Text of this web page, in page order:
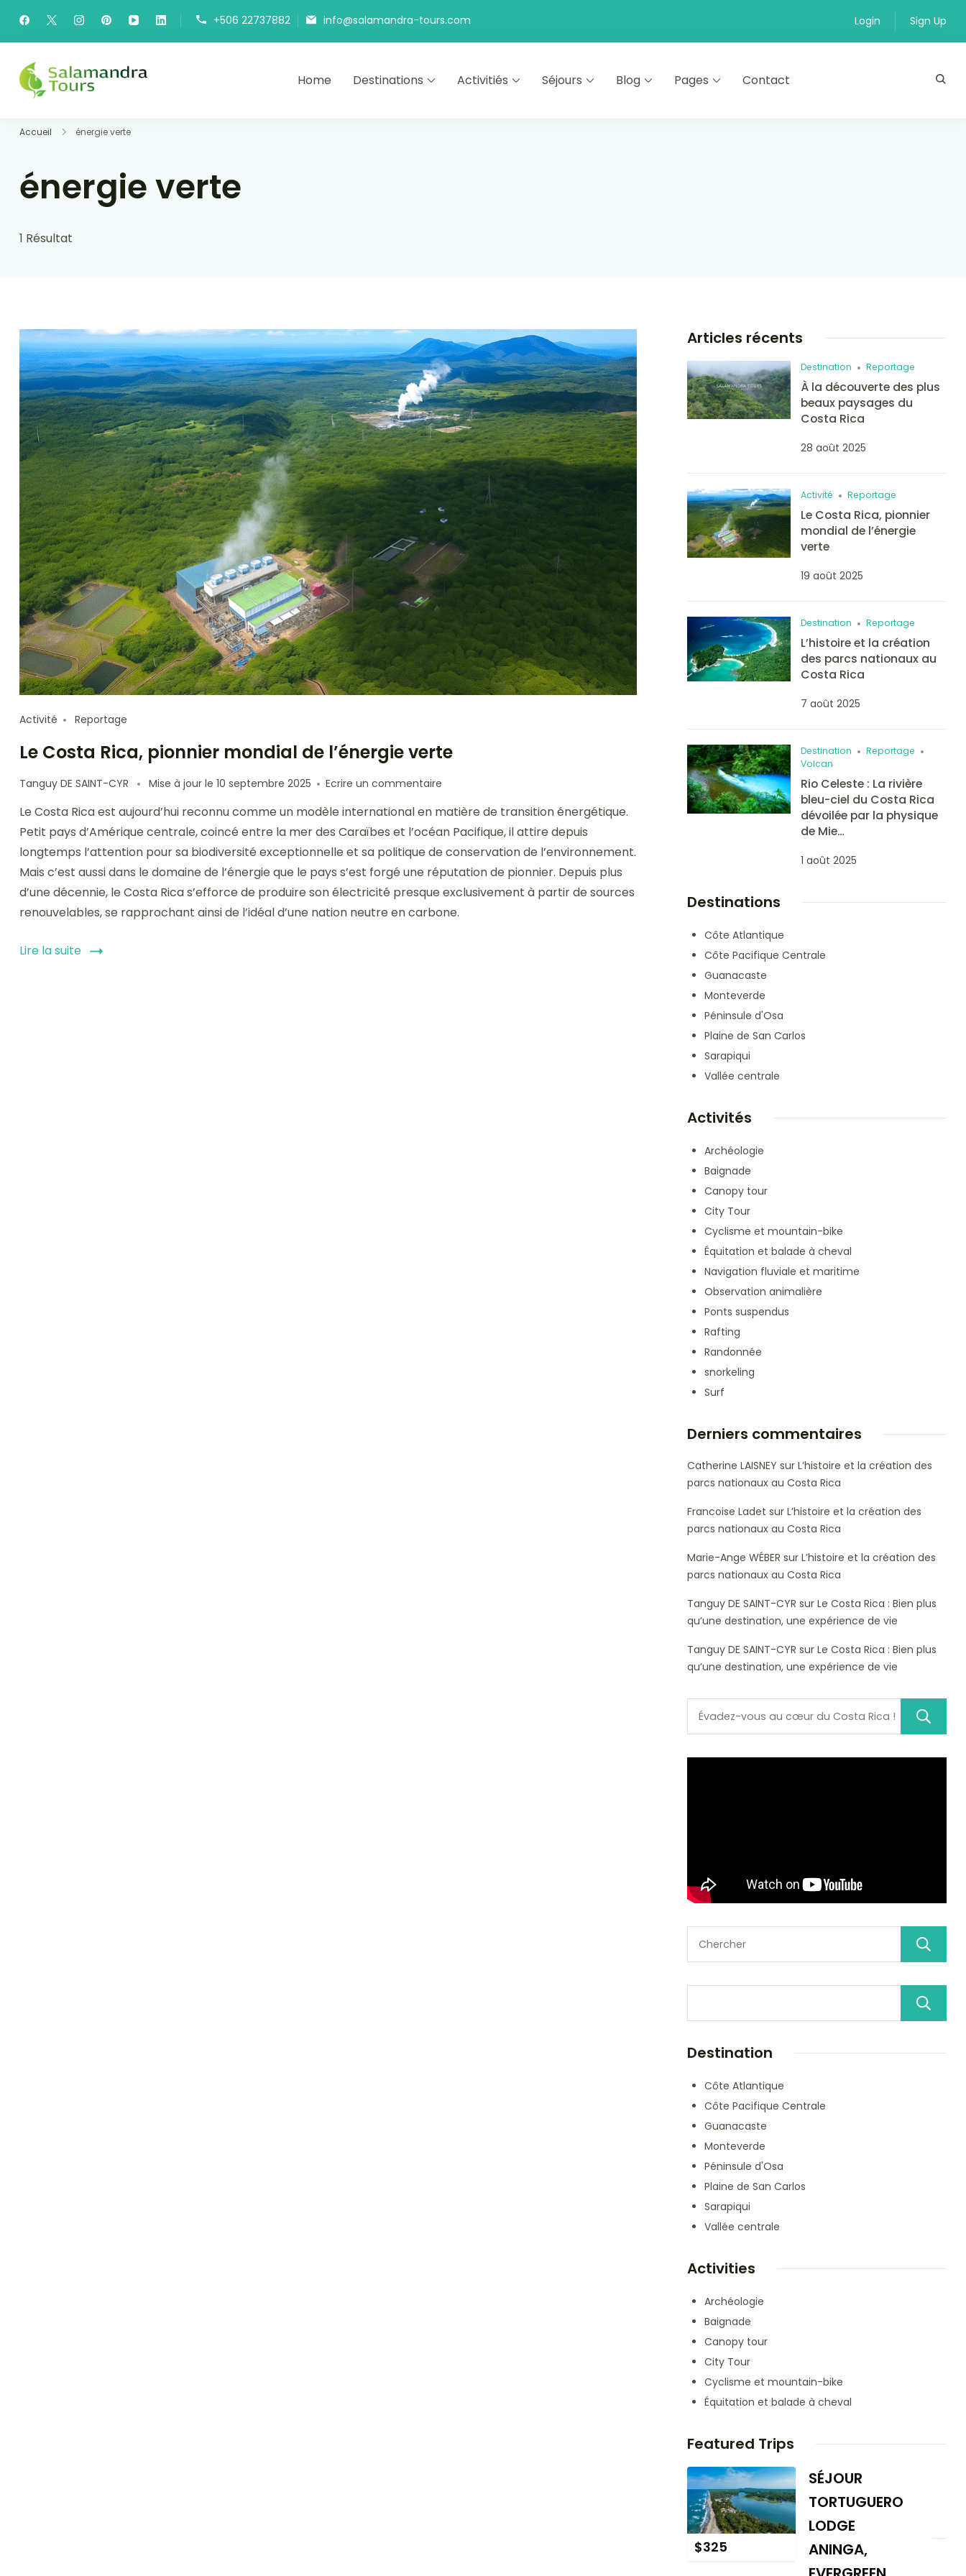
+506 22737882 info@salamandra-tours.com Login Sign Up
Home Destinations Activitiés Séjours Blog Pages Contact
Accueil énergie verte
énergie verte
1 Résultat
Activité Reportage
Le Costa Rica, pionnier mondial de l’énergie verte
Tanguy DE SAINT-CYR Mise à jour le 10 septembre 2025 Ecrire un commentaire
Costa
Rica,
mondial
de
l’énergie
Le Costa Rica est aujourd’hui reconnu comme un modèle international en matière de transition énergétique.
Petit pays d’Amérique centrale, coincé entre la mer des Caraïbes et l’océan Pacifique, il attire depuis
longtemps l’attention pour sa biodiversité exceptionnelle et sa politique de conservation de l’environnement.
Mais c’est aussi dans le domaine de l’énergie que le pays s’est forgé une réputation de pionnier. Depuis plus
d’une décennie, le Costa Rica s’efforce de produire son électricité presque exclusivement à partir de sources
renouvelables, se rapprochant ainsi de l’idéal d’une nation neutre en carbone.
Lire la suite
Articles récents
Destination Reportage
À la découverte des plus
beaux paysages du
Costa Rica
28 août 2025
Activité Reportage
Le Costa Rica, pionnier
mondial de l’énergie
verte
19 août 2025
Destination Reportage
L’histoire et la création
des parcs nationaux au
Costa Rica
7 août 2025
Destination
Reportage
Volcan
Rio Celeste : La rivière
bleu-ciel du Costa Rica
dévoilée par la physique
de Mie…
1 août 2025
Destinations
Côte Atlantique
Côte Pacifique Centrale
Guanacaste
Monteverde
Péninsule d'Osa
Plaine de San Carlos
Sarapiqui
Vallée centrale
Activités
Archéologie
Baignade
Canopy tour
City Tour
Cyclisme et mountain-bike
Équitation et balade à cheval
Navigation fluviale et maritime
Observation animalière
Ponts suspendus
Rafting
Randonnée
snorkeling
Surf
Derniers commentaires
Catherine LAISNEY sur L’histoire et la création des
parcs nationaux au Costa Rica
Francoise Ladet sur L’histoire et la création des
parcs nationaux au Costa Rica
Marie-Ange WÉBER sur L’histoire et la création des
parcs nationaux au Costa Rica
Tanguy DE SAINT-CYR sur Le Costa Rica : Bien plus
qu’une destination, une expérience de vie
Tanguy DE SAINT-CYR sur Le Costa Rica : Bien plus
qu’une destination, une expérience de vie
Destination
Côte Atlantique
Côte Pacifique Centrale
Guanacaste
Monteverde
Péninsule d'Osa
Plaine de San Carlos
Sarapiqui
Vallée centrale
Activities
Archéologie
Baignade
Canopy tour
City Tour
Cyclisme et mountain-bike
Équitation et balade à cheval
Featured Trips
$325
SÉJOUR
TORTUGUERO
LODGE
ANINGA,